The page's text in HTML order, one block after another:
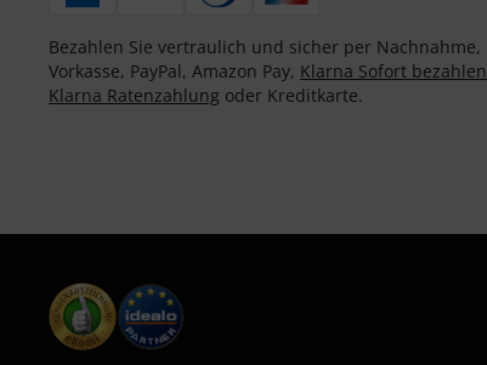
Bezahlen Sie vertraulich und sicher per Nachnahme,
Vorkasse, PayPal, Amazon Pay, Klarna Sofort bezahlen
Klarna Ratenzahlung oder Kreditkarte.